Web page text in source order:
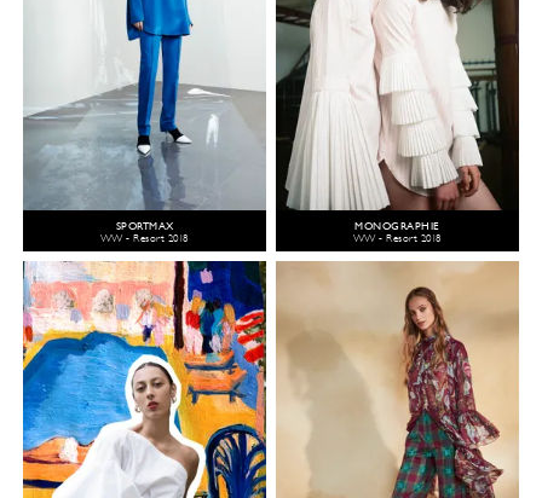
SPORTMAX
WW - Resort 2018
MONOGRAPHIE
WW - Resort 2018